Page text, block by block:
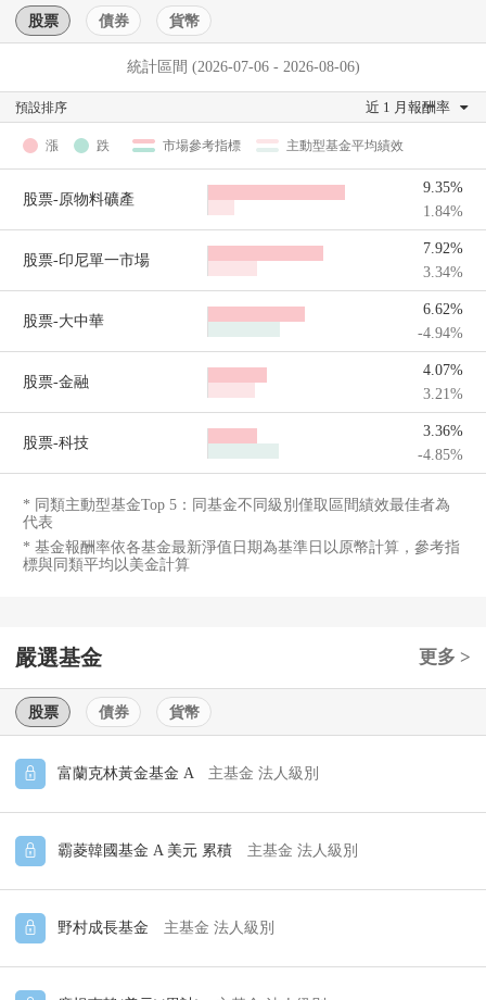
股票 債券 貨幣
統計區間 (2026-07-06 - 2026-08-06)
預設排序 近 1 月報酬率
漲 跌 市場參考指標 主動型基金平均績效
股票-原物料礦產
9.35%
1.84%
股票-印尼單一市場
7.92%
3.34%
股票-大中華
6.62%
-4.94%
股票-金融
4.07%
3.21%
股票-科技
3.36%
-4.85%
* 同類主動型基金Top 5：同基金不同級別僅取區間績效最佳者為
代表
* 基金報酬率依各基金最新淨值日期為基準日以原幣計算，參考指
標與同類平均以美金計算
嚴選基金 更多 >
股票 債券 貨幣
富蘭克林黃金基金 A 主基金 法人級別
霸菱韓國基金 A 美元 累積 主基金 法人級別
野村成長基金 主基金 法人級別